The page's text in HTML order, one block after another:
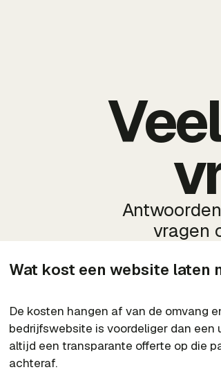
vragen
Wat kost een website laten
De kosten hangen af van de omvang
bedrijfswebsite is voordeliger dan
altijd een transparante offerte op die
achteraf.